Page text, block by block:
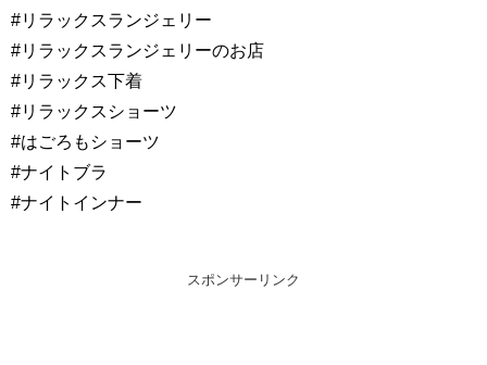
#リラックスランジェリー
#リラックスランジェリーのお店
#リラックス下着
#リラックスショーツ
#はごろもショーツ
#ナイトブラ
#ナイトインナー
スポンサーリンク